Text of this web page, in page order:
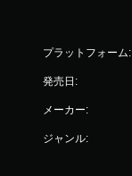
プラットフォーム:
発売日:
メーカー:
ジャンル: